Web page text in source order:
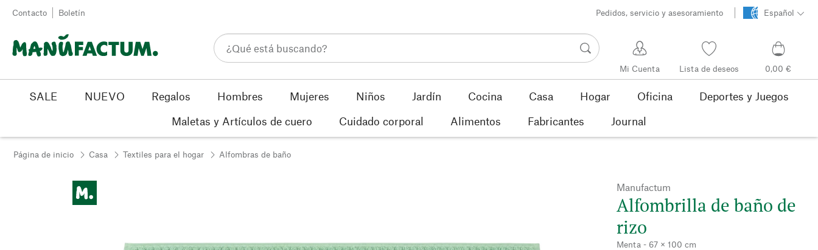
Ir al contenido
Contacto Boletín Pedidos, servicio y asesoramiento Español
Mi Cuenta Lista de deseos 0,00 €
SALE NUEVO Regalos Hombres Mujeres Niños Jardín Cocina Casa Hogar Oficina
Deportes y Juegos
Maletas y Artículos de cuero
Cuidado corporal Alimentos Fabricantes Journal
Página de inicio Casa Textiles para el hogar Alfombras de baño
Manufactum
Alfombrilla de baño de
rizo
Menta - 67 × 100 cm